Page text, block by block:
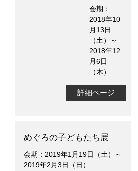
会期：
2018年10
月13日
（土）～
2018年12
月6日
（木）
詳細ページ
めぐろの子どもたち展
会期：2019年1月19日（土）～
2019年2月3日（日）